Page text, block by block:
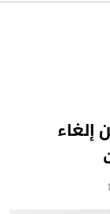
إلغاء